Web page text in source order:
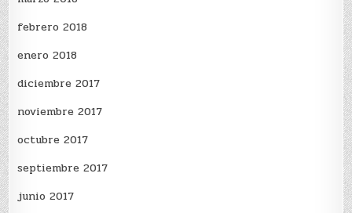
febrero 2018
enero 2018
diciembre 2017
noviembre 2017
octubre 2017
septiembre 2017
junio 2017